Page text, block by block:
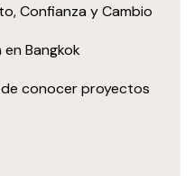
Confianza y Cambio
en Bangkok
de conocer proyectos